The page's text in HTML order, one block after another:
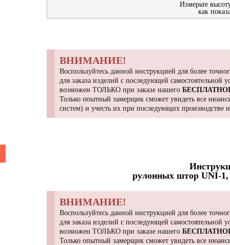
Измерьте
как
ВНИМАНИЕ!
Воспользуйтесь данной инструкцией для более
для заказа изделий с последующей
возможен ТОЛЬКО при заказе нашего
Только опытный замерщик сможет увидеть все
систем) и учесть их при последующих производстве
рулонных штор UNI-
ВНИМАНИЕ!
Воспользуйтесь данной инструкцией для более
для заказа изделий с последующей
возможен ТОЛЬКО при заказе нашего
Только опытный замерщик сможет увидеть все